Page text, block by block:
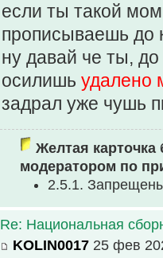
если ты такой
прописываешь до
ну давай че ты, до
осилишь удалено
задрал уже чушь
Желтая карточка
модератором по
2.5.1.
Re: Национальная
KOLIN0017 25 фев